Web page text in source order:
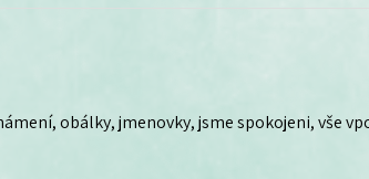
obálky, jmenovky, jsme spokojeni, vše